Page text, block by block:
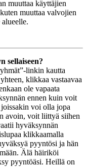
muuttaa käyttäjien
muuttaa valvojien
sellaiseen?
linkin kautta
klikkaa vastaavaa
ole vapaata
ennen kuin voit
voi olla jopa
avoin, voit liittyä siihen
hyväksynnän
klikkaamalla
pyyntösi ja hän
Älä häiriköi
pyyntöäsi. Heillä on